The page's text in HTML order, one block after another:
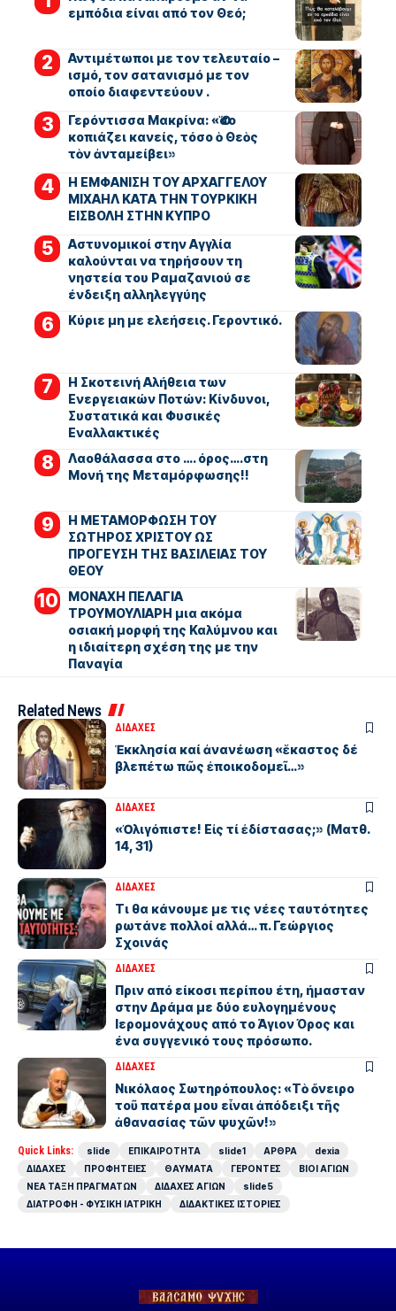
εμπόδια είναι από τον Θεό;
Αντιμέτωποι με τον τελευταίο –
ισμό, τον σατανισμό με τον
οποίο διαφεντεύουν .
Γερόντισσα Μακρίνα: «Ὅσο
κοπιάζει κανείς, τόσο ὁ Θεὸς
τὸν ἀνταμείβει»
Η ΕΜΦΑΝΙΣΗ ΤΟΥ ΑΡΧΑΓΓΕΛΟΥ
ΜΙΧΑΗΛ ΚΑΤΑ ΤΗΝ ΤΟΥΡΚΙΚΗ
ΕΙΣΒΟΛΗ ΣΤΗΝ ΚΥΠΡΟ
Αστυνομικοί στην Αγγλία
καλούνται να τηρήσουν τη
νηστεία του Ραμαζανιού σε
ένδειξη αλληλεγγύης
Kύριε μη με ελεήσεις. Γεροντικό.
Η Σκοτεινή Αλήθεια των
Ενεργειακών Ποτών: Κίνδυνοι,
Συστατικά και Φυσικές
Εναλλακτικές
Λαοθάλασσα στο …. όρος….στη
Μονή της Μεταμόρφωσης!!
Η ΜΕΤΑΜΟΡΦΩΣΗ ΤΟΥ
ΣΩΤΗΡΟΣ ΧΡΙΣΤΟΥ ΩΣ
ΠΡΟΓΕΥΣΗ ΤΗΣ ΒΑΣΙΛΕΙΑΣ ΤΟΥ
ΘΕΟΥ
ΜΟΝΑΧΗ ΠΕΛΑΓΙΑ
ΤΡΟΥΜΟΥΛΙΑΡΗ μια ακόμα
οσιακή μορφή της Καλύμνου και
η ιδιαίτερη σχέση της με την
Παναγία
Related News
ΔΙΔΑΧΕΣ
Ἐκκλησία καί ἀνανέωση «ἕκαστος δέ
βλεπέτω πῶς ἐποικοδομεῖ…»
ΔΙΔΑΧΕΣ
«Ὀλιγόπιστε! Εἰς τί ἐδίστασας;» (Ματθ.
14, 31)
ΔΙΔΑΧΕΣ
Τι θα κάνουμε με τις νέες ταυτότητες
ρωτάνε πολλοί αλλά… π. Γεώργιος
Σχοινάς
ΔΙΔΑΧΕΣ
Πριν από είκοσι περίπου έτη, ήμασταν
στην Δράμα με δύο ευλογημένους
Ιερομονάχους από το Άγιον Όρος και
ένα συγγενικό τους πρόσωπο.
ΔΙΔΑΧΕΣ
Νικόλαος Σωτηρόπουλος: «Τὸ ὄνειρο
τοῦ πατέρα μου εἶναι ἀπόδειξι τῆς
ἀθανασίας τῶν ψυχῶν!»
Quick Links: slide ΕΠΙΚΑΙΡΟΤΗΤΑ slide1 ΑΡΘΡΑ
dexia
ΔΙΔΑΧΕΣ
ΠΡΟΦΗΤΕΙΕΣ ΘΑΥΜΑΤΑ ΓΕΡΟΝΤΕΣ
ΒΙΟΙ ΑΓΙΩΝ
ΝΕΑ ΤΑΞΗ ΠΡΑΓΜΑΤΩΝ
ΔΙΔΑΧΕΣ ΑΓΙΩΝ
slide5
ΔΙΑΤΡΟΦΗ - ΦΥΣΙΚΗ ΙΑΤΡΙΚΗ
ΔΙΔΑΚΤΙΚΕΣ ΙΣΤΟΡΙΕΣ